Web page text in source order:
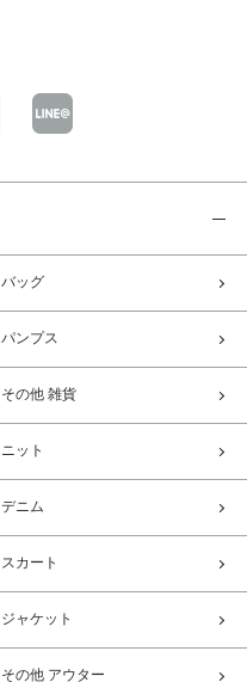
バッグ
パンプス
その他 雑貨
ニット
デニム
スカート
ジャケット
その他 アウター